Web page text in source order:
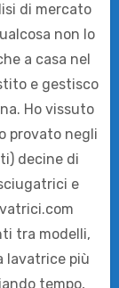
di mercato
non lo
a casa nel
e gestisco
Ho vissuto
provato negli
decine di
e
tra modelli,
lavatrice più
tempo,